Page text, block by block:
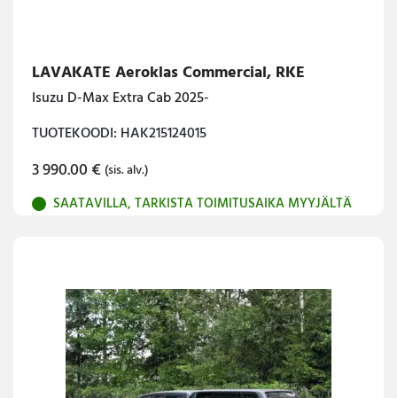
LAVAKATE Aeroklas Commercial, RKE
Isuzu D-Max Extra Cab 2025-
TUOTEKOODI: HAK215124015
3 990.00€ (sis. alv.)
SAATAVILLA, TARKISTA TOIMITUSAIKA MYYJÄLTÄ